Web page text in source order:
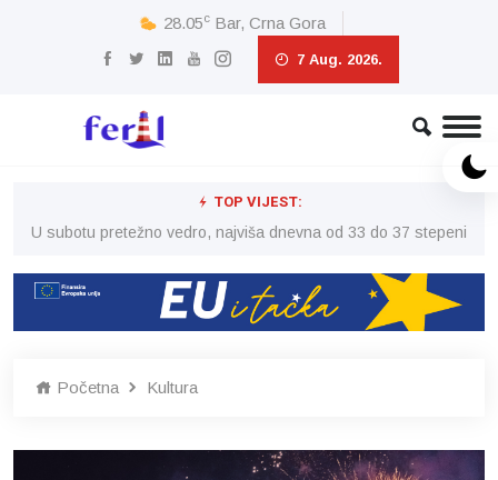
28.05c Bar, Crna Gora
7 Aug. 2026.
TOP VIJEST:
U subotu pretežno vedro, najviša dnevna od 33 do 37 stepeni
Početna Kultura